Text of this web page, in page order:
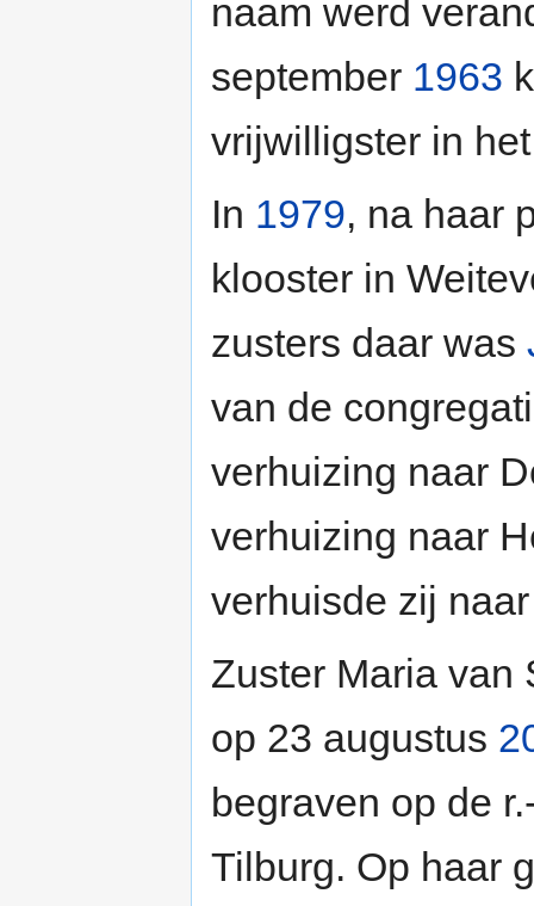
naam werd
september 1963
vrijwilligster in
In 1979, na haar
klooster in
zusters daar was
van de
verhuizing naar
verhuizing naar
verhuisde zij
Zuster Maria van
op 23 augustus
begraven op de
Tilburg. Op haar